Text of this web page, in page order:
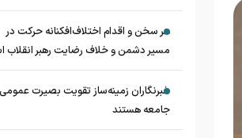
هر سخن و اقدام اختلاف‌افکنانه حرکت در
مسیر دشمن و خلاف رضایت رهبر انقلاب
خبرنگاران زمینه‌ساز تقویت بصیرت عمومی
جامعه هستند